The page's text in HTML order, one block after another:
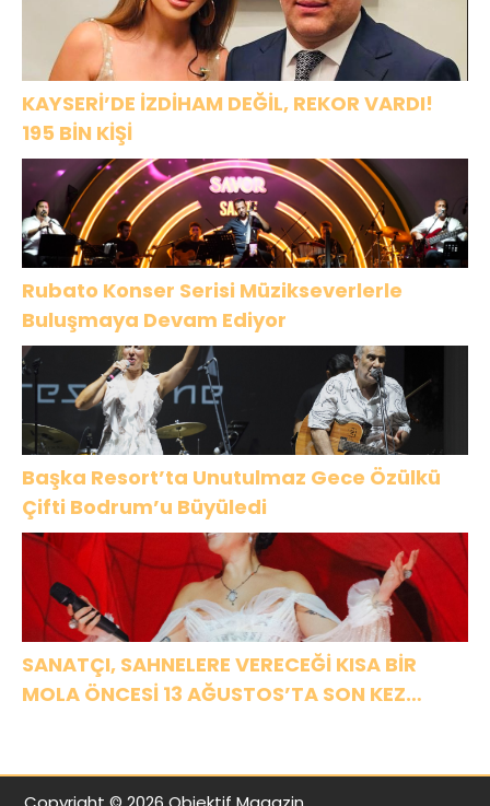
KAYSERİ’DE İZDİHAM DEĞİL, REKOR VARDI!
195 BİN KİŞİ
Rubato Konser Serisi Müzikseverlerle
Buluşmaya Devam Ediyor
Başka Resort’ta Unutulmaz Gece Özülkü
Çifti Bodrum’u Büyüledi
SANATÇI, SAHNELERE VERECEĞİ KISA BİR
MOLA ÖNCESİ 13 AĞUSTOS’TA SON KEZ